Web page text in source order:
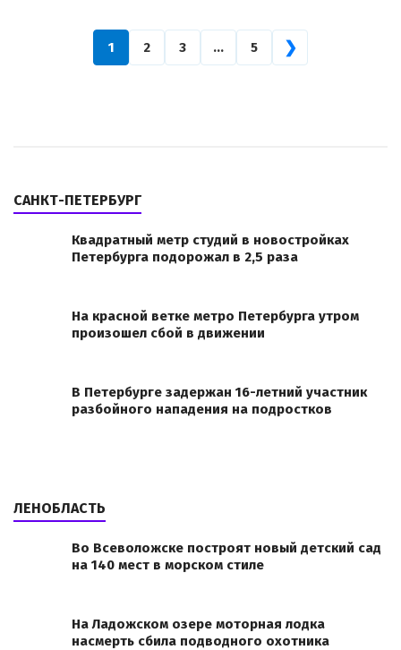
1 2 3 … 5 ❯
САНКТ-ПЕТЕРБУРГ
Квадратный метр студий в новостройках
Петербурга подорожал в 2,5 раза
На красной ветке метро Петербурга утром
произошел сбой в движении
В Петербурге задержан 16-летний участник
разбойного нападения на подростков
ЛЕНОБЛАСТЬ
Во Всеволожске построят новый детский сад
на 140 мест в морском стиле
На Ладожском озере моторная лодка
насмерть сбила подводного охотника